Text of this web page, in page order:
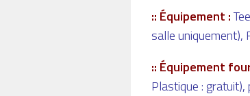
:: Équipement :
salle uniquement),
:: Équipement
Plastique :